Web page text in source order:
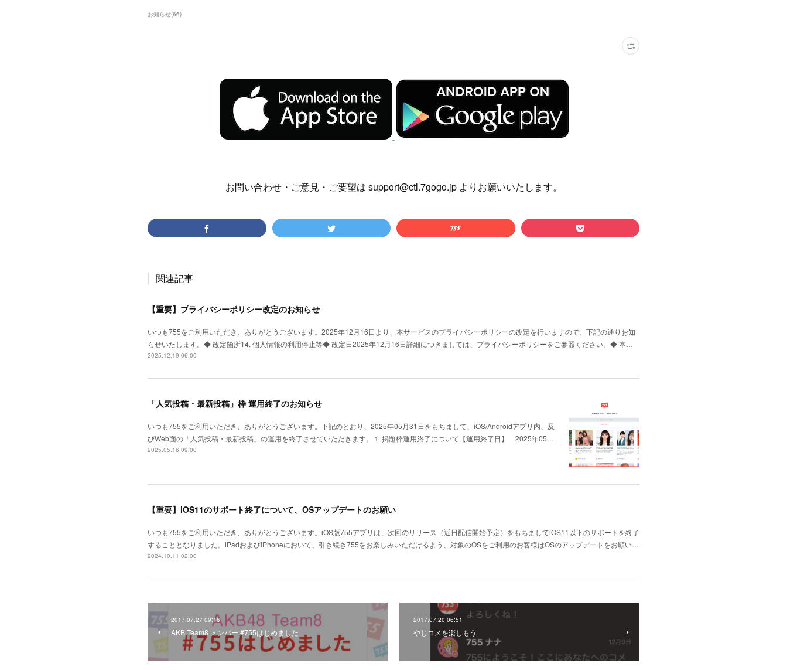
お知らせ(66)
お問い合わせ・ご意見・ご要望は support@ctl.7gogo.jp よりお願いいたします。
関連記事
【重要】プライバシーポリシー改定のお知らせ
いつも755をご利用いただき、ありがとうございます。2025年12月16日より、本サービスのプライバシーポリシーの改定を行いますので、下記の通りお知
らせいたします。◆ 改定箇所14. 個人情報の利用停止等◆ 改定日2025年12月16日詳細につきましては、プライバシーポリシーをご参照ください。◆ 本…
2025.12.19 06:00
「人気投稿・最新投稿」枠 運用終了のお知らせ
いつも755をご利用いただき、ありがとうございます。下記のとおり、2025年05月31日をもちまして、iOS/Androidアプリ内、及
びWeb面の「人気投稿・最新投稿」の運用を終了させていただきます。１.掲題枠運用終了について【運用終了日】 2025年05…
2025.05.16 09:00
【重要】iOS11のサポート終了について、OSアップデートのお願い
いつも755をご利用いただき、ありがとうございます。iOS版755アプリは、次回のリリース（近日配信開始予定）をもちましてiOS11以下のサポートを終了
することとなりました。iPadおよびiPhoneにおいて、引き続き755をお楽しみいただけるよう、対象のOSをご利用のお客様はOSのアップデートをお願い…
2024.10.11 02:00
2017.07.27 09:16
AKB Team8 メンバー #755はじめました
2017.07.20 06:51
やじコメを楽しもう